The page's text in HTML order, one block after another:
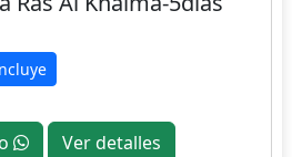
Ver detalles